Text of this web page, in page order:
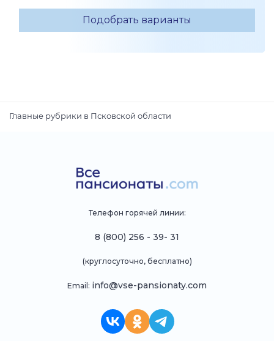
Главные рубрики в Псковской области
Телефон горячей линии:
8 (800) 256 - 39- 31
(круглосуточно, бесплатно)
Email: info@vse-pansionaty.com